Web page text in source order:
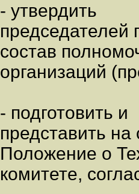
- утвердить
председателей
состав
организаций
- подготовить и
представить на
Положение о
комитете,